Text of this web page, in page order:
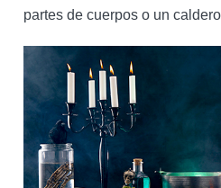
partes de cuerpos o un